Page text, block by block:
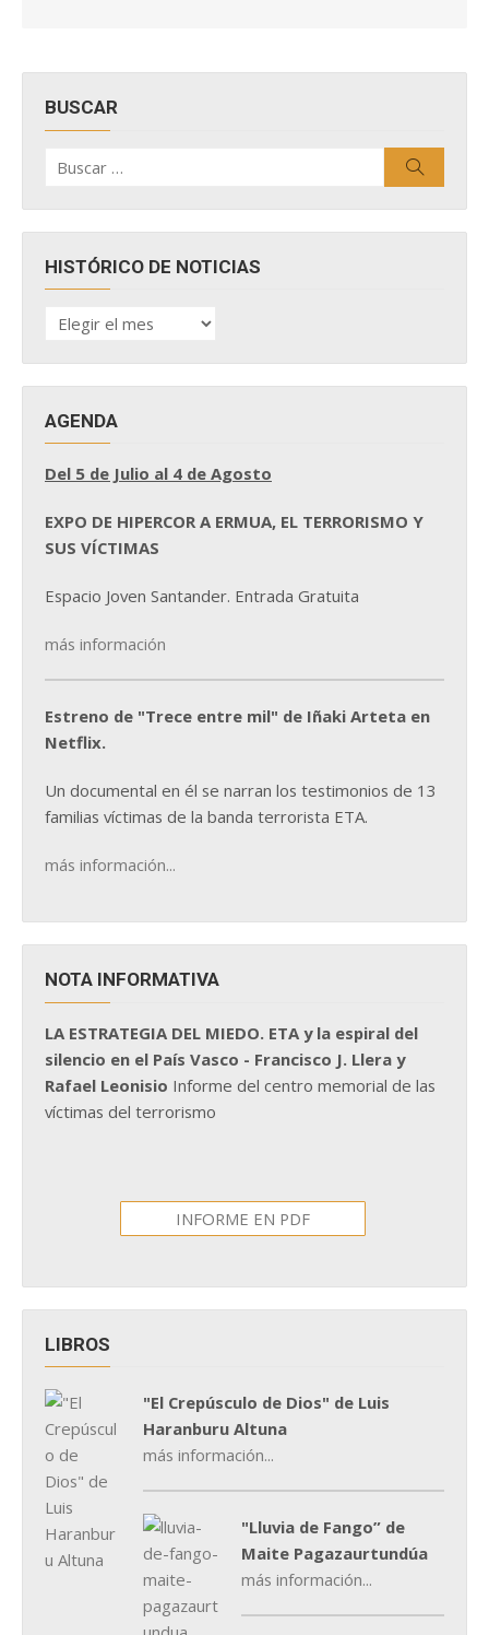
BUSCAR
por:
HISTÓRICO DE NOTICIAS
HISTÓRICO
DE
AGENDA
Del 5 de Julio al 4 de Agosto
EXPO DE HIPERCOR A ERMUA, EL TERRORISMO Y
SUS VÍCTIMAS
Espacio Joven Santander. Entrada Gratuita
más información
Estreno de "Trece entre mil" de Iñaki Arteta en
Netflix.
Un documental en él se narran los testimonios de 13
familias víctimas de la banda terrorista ETA.
más información...
NOTA INFORMATIVA
LA ESTRATEGIA DEL MIEDO. ETA y la espiral del
silencio en el País Vasco - Francisco J. Llera y
Rafael Leonisio Informe del centro memorial de las
víctimas del terrorismo
INFORME EN PDF
LIBROS
"El Crepúsculo de Dios" de Luis
Haranburu Altuna
más información...
"Lluvia de Fango” de
Maite Pagazaurtundúa
más información...